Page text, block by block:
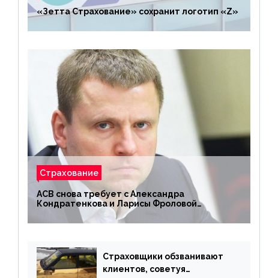
«Зетта Страхование» сохранит логотип «Z»
Страхование
АСВ снова требует с Александра
Кондратенкова и Ларисы Фроловой
возмещения убытков на 1,5 млрд р.
Страховщики обзванивают
клиентов, советуя